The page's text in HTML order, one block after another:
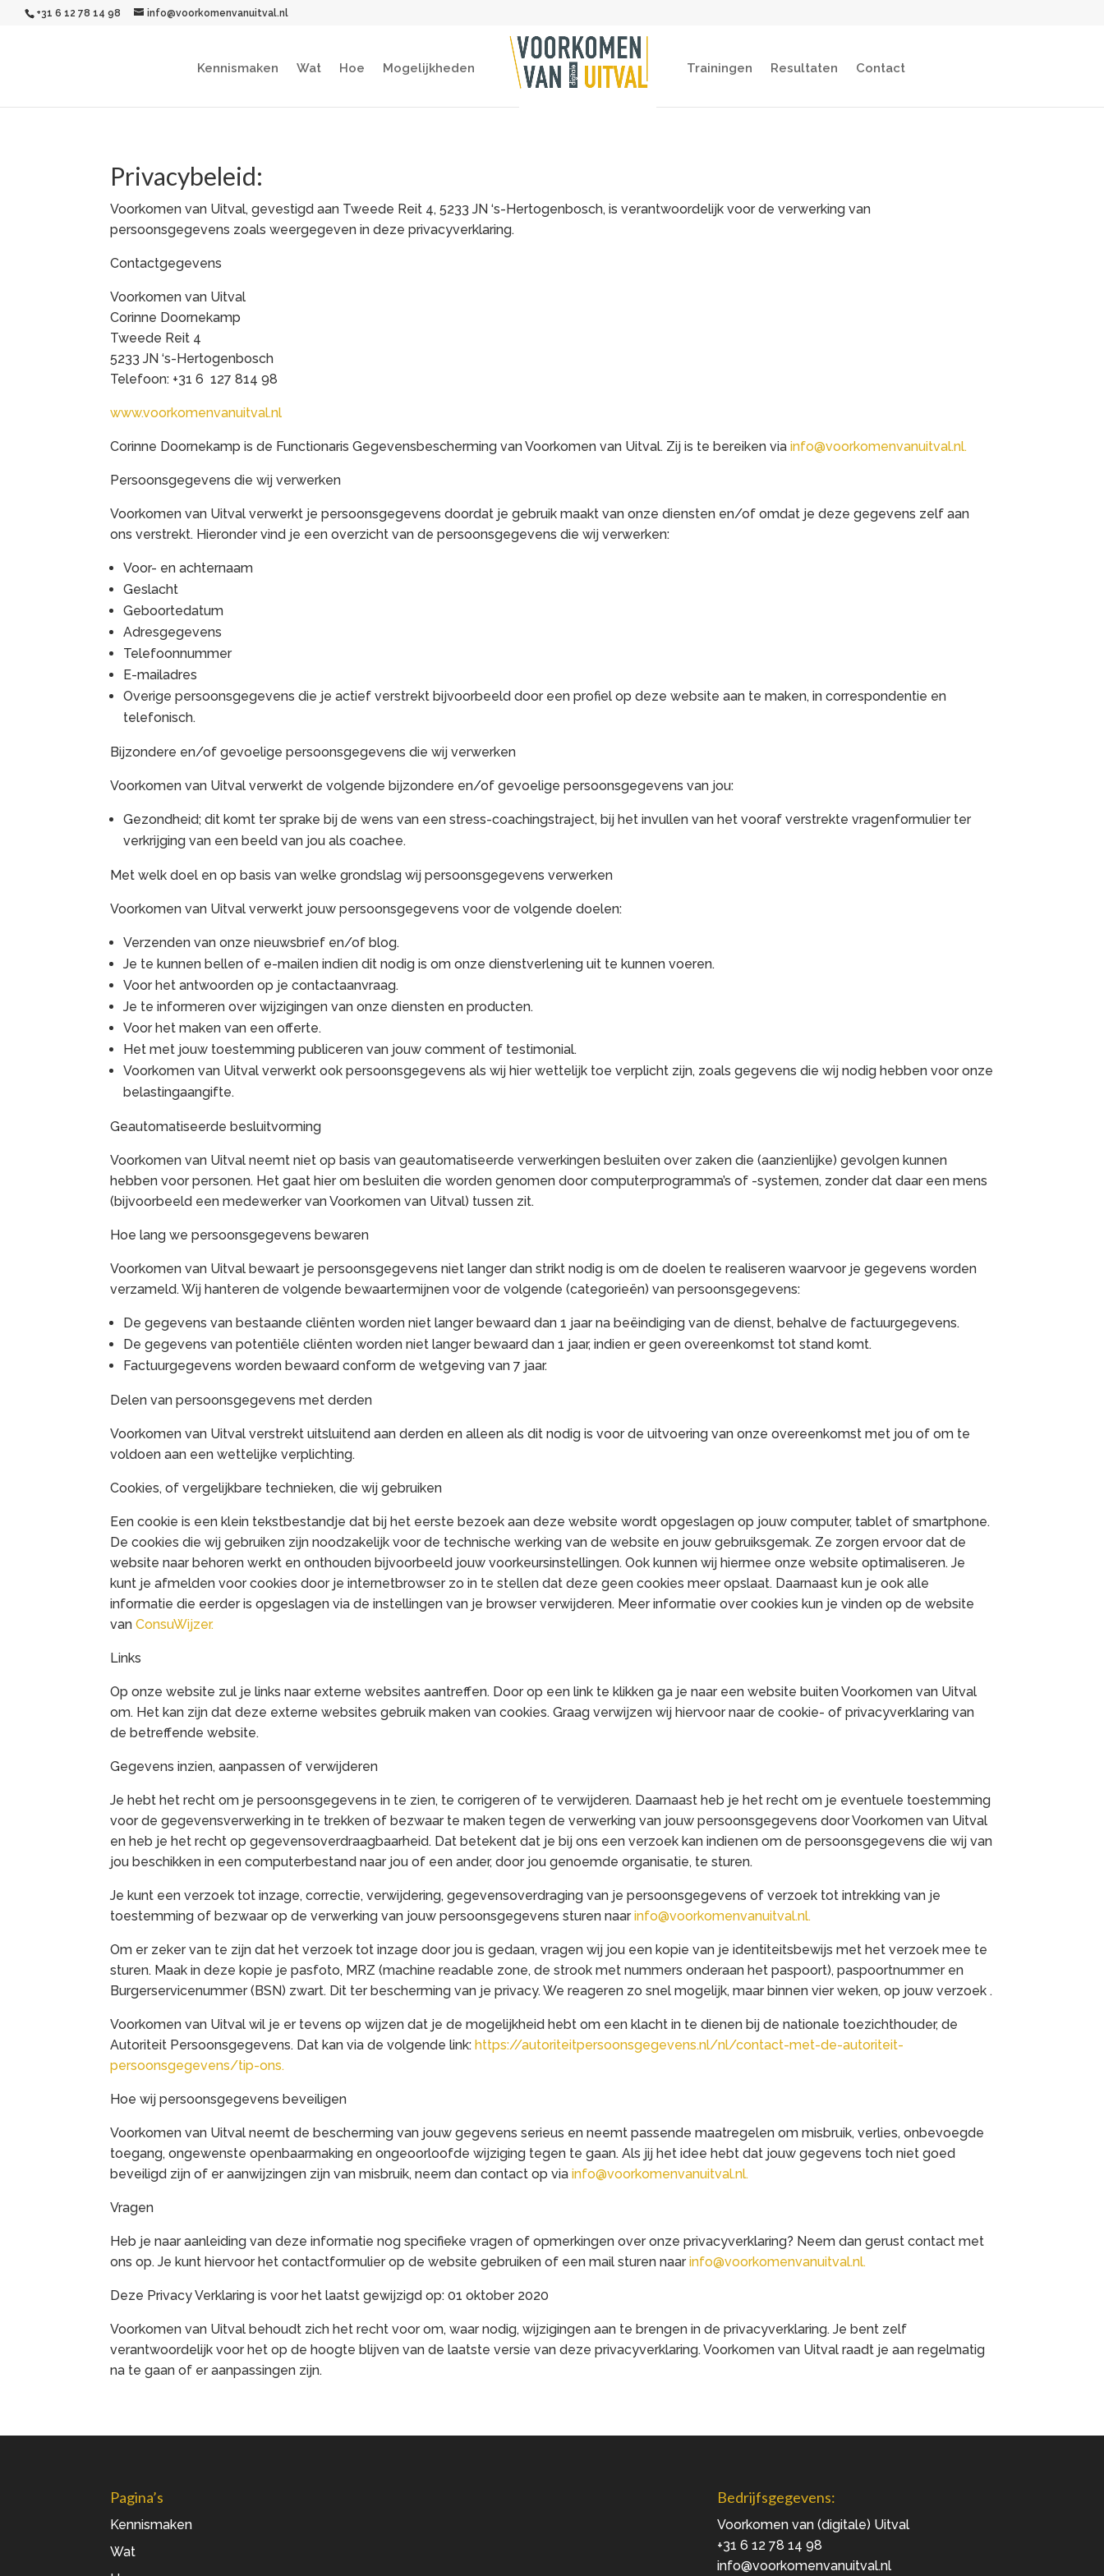
+31 6 12 78 14 98 info@voorkomenvanuitval.nl
Kennismaken Wat Hoe Mogelijkheden Trainingen Resultaten Contact
Privacybeleid:
Voorkomen van Uitval, gevestigd aan Tweede Reit 4, 5233 JN ‘s-Hertogenbosch, is verantwoordelijk voor de verwerking van
persoonsgegevens zoals weergegeven in deze privacyverklaring.
Contactgegevens
Voorkomen van Uitval
Corinne Doornekamp
Tweede Reit 4
5233 JN ‘s-Hertogenbosch
Telefoon: +31 6 127 814 98
www.voorkomenvanuitval.nl
Corinne Doornekamp is de Functionaris Gegevensbescherming van Voorkomen van Uitval. Zij is te bereiken viainfo@voorkomenvanuitval.nl.
Persoonsgegevens die wij verwerken
Voorkomen van Uitval verwerkt je persoonsgegevens doordat je gebruik maakt van onze diensten en/of omdat je deze gegevens zelf aan
ons verstrekt. Hieronder vind je een overzicht van de persoonsgegevens die wij verwerken:
Voor- en achternaam
Geslacht
Geboortedatum
Adresgegevens
Telefoonnummer
E-mailadres
Overige persoonsgegevens die je actief verstrekt bijvoorbeeld door een profiel op deze website aan te maken, in correspondentie en
telefonisch.
Bijzondere en/of gevoelige persoonsgegevens die wij verwerken
Voorkomen van Uitval verwerkt de volgende bijzondere en/of gevoelige persoonsgegevens van jou:
Gezondheid; dit komt ter sprake bij de wens van een stress-coachingstraject, bij het invullen van het vooraf verstrekte vragenformulier ter
verkrijging van een beeld van jou als coachee.
Met welk doel en op basis van welke grondslag wij persoonsgegevens verwerken
Voorkomen van Uitval verwerkt jouw persoonsgegevens voor de volgende doelen:
Verzenden van onze nieuwsbrief en/of blog.
Je te kunnen bellen of e-mailen indien dit nodig is om onze dienstverlening uit te kunnen voeren.
Voor het antwoorden op je contactaanvraag.
Je te informeren over wijzigingen van onze diensten en producten.
Voor het maken van een offerte.
Het met jouw toestemming publiceren van jouw comment of testimonial.
Voorkomen van Uitval verwerkt ook persoonsgegevens als wij hier wettelijk toe verplicht zijn, zoals gegevens die wij nodig hebben voor onze
belastingaangifte.
Geautomatiseerde besluitvorming
Voorkomen van Uitval neemt niet op basis van geautomatiseerde verwerkingen besluiten over zaken die (aanzienlijke) gevolgen kunnen
hebben voor personen. Het gaat hier om besluiten die worden genomen door computerprogramma’s of -systemen, zonder dat daar een mens
(bijvoorbeeld een medewerker van Voorkomen van Uitval) tussen zit.
Hoe lang we persoonsgegevens bewaren
Voorkomen van Uitval bewaart je persoonsgegevens niet langer dan strikt nodig is om de doelen te realiseren waarvoor je gegevens worden
verzameld. Wij hanteren de volgende bewaartermijnen voor de volgende (categorieën) van persoonsgegevens:
De gegevens van bestaande cliënten worden niet langer bewaard dan 1 jaar na beëindiging van de dienst, behalve de factuurgegevens.
De gegevens van potentiële cliënten worden niet langer bewaard dan 1 jaar, indien er geen overeenkomst tot stand komt.
Factuurgegevens worden bewaard conform de wetgeving van 7 jaar.
Delen van persoonsgegevens met derden
Voorkomen van Uitval verstrekt uitsluitend aan derden en alleen als dit nodig is voor de uitvoering van onze overeenkomst met jou of om te
voldoen aan een wettelijke verplichting.
Cookies, of vergelijkbare technieken, die wij gebruiken
Een cookie is een klein tekstbestandje dat bij het eerste bezoek aan deze website wordt opgeslagen op jouw computer, tablet of smartphone.
De cookies die wij gebruiken zijn noodzakelijk voor de technische werking van de website en jouw gebruiksgemak. Ze zorgen ervoor dat de
website naar behoren werkt en onthouden bijvoorbeeld jouw voorkeursinstellingen. Ook kunnen wij hiermee onze website optimaliseren. Je
kunt je afmelden voor cookies door je internetbrowser zo in te stellen dat deze geen cookies meer opslaat. Daarnaast kun je ook alle
informatie die eerder is opgeslagen via de instellingen van je browser verwijderen. Meer informatie over cookies kun je vinden op de website
vanConsuWijzer.
Links
Op onze website zul je links naar externe websites aantreffen. Door op een link te klikken ga je naar een website buiten Voorkomen van Uitval
om. Het kan zijn dat deze externe websites gebruik maken van cookies. Graag verwijzen wij hiervoor naar de cookie- of privacyverklaring van
de betreffende website.
Gegevens inzien, aanpassen of verwijderen
Je hebt het recht om je persoonsgegevens in te zien, te corrigeren of te verwijderen. Daarnaast heb je het recht om je eventuele toestemming
voor de gegevensverwerking in te trekken of bezwaar te maken tegen de verwerking van jouw persoonsgegevens door Voorkomen van Uitval
en heb je het recht op gegevensoverdraagbaarheid. Dat betekent dat je bij ons een verzoek kan indienen om de persoonsgegevens die wij van
jou beschikken in een computerbestand naar jou of een ander, door jou genoemde organisatie, te sturen.
Je kunt een verzoek tot inzage, correctie, verwijdering, gegevensoverdraging van je persoonsgegevens of verzoek tot intrekking van je
toestemming of bezwaar op de verwerking van jouw persoonsgegevens sturen naarinfo@voorkomenvanuitval.nl.
Om er zeker van te zijn dat het verzoek tot inzage door jou is gedaan, vragen wij jou een kopie van je identiteitsbewijs met het verzoek mee te
sturen. Maak in deze kopie je pasfoto, MRZ (machine readable zone, de strook met nummers onderaan het paspoort), paspoortnummer en
Burgerservicenummer (BSN) zwart. Dit ter bescherming van je privacy. We reageren zo snel mogelijk, maar binnen vier weken, op jouw verzoek .
Voorkomen van Uitval wil je er tevens op wijzen dat je de mogelijkheid hebt om een klacht in te dienen bij de nationale toezichthouder, de
Autoriteit Persoonsgegevens. Dat kan via de volgende link: https://autoriteitpersoonsgegevens.nl/nl/contact-met-de-autoriteit-
persoonsgegevens/tip-ons.
Hoe wij persoonsgegevens beveiligen
Voorkomen van Uitval neemt de bescherming van jouw gegevens serieus en neemt passende maatregelen om misbruik, verlies, onbevoegde
toegang, ongewenste openbaarmaking en ongeoorloofde wijziging tegen te gaan. Als jij het idee hebt dat jouw gegevens toch niet goed
beveiligd zijn of er aanwijzingen zijn van misbruik, neem dan contact op viainfo@voorkomenvanuitval.nl.
Vragen
Heb je naar aanleiding van deze informatie nog specifieke vragen of opmerkingen over onze privacyverklaring? Neem dan gerust contact met
ons op. Je kunt hiervoor het contactformulier op de website gebruiken of een mail sturen naarinfo@voorkomenvanuitval.nl.
Deze Privacy Verklaring is voor het laatst gewijzigd op: 01 oktober 2020
Voorkomen van Uitval behoudt zich het recht voor om, waar nodig, wijzigingen aan te brengen in de privacyverklaring. Je bent zelf
verantwoordelijk voor het op de hoogte blijven van de laatste versie van deze privacyverklaring. Voorkomen van Uitval raadt je aan regelmatig
na te gaan of er aanpassingen zijn.
Pagina’s
Kennismaken
Wat
Bedrijfsgegevens:
Voorkomen van (digitale) Uitval
+31 6 12 78 14 98
info@voorkomenvanuitval.nl